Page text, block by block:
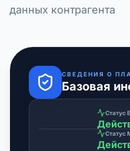
данных контрагента
СВЕДЕНИЯ О
Базовая
Статус
Статус